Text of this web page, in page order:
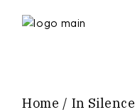
Home In Silence